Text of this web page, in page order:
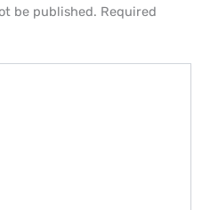
be published. Required